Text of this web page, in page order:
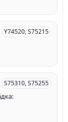
Y74520, S75215
S75310, S75255